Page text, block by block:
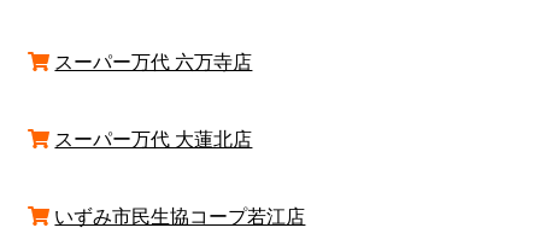
スーパー万代 六万寺店
スーパー万代 大蓮北店
いずみ市民生協コープ若江店